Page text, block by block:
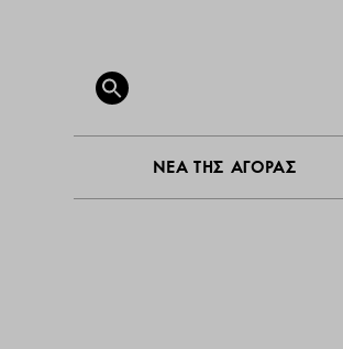
Search
for:
SEARCH BUTTON
ΝΕΑ ΤΗΣ ΑΓΟΡΑΣ